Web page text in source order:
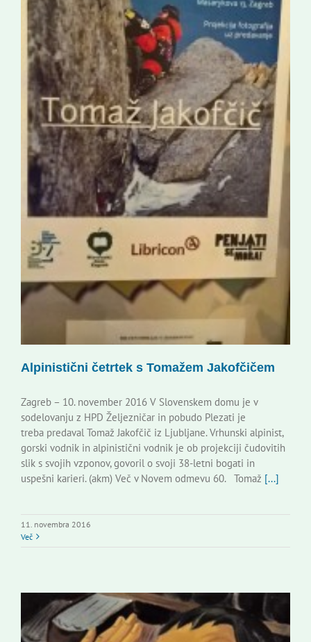
Alpinistični četrtek s Tomažem Jakofčičem
Zagreb – 10. november 2016 V Slovenskem domu je v
sodelovanju z HPD Željezničar in pobudo Plezati je
treba predaval Tomaž Jakofčič iz Ljubljane. Vrhunski alpinist,
gorski vodnik in alpinistični vodnik je ob projekciji čudovitih
slik s svojih vzponov, govoril o svoji 38-letni bogati in
uspešni karieri. (akm) Več v Novem odmevu 60. Tomaž [...]
11. novembra 2016
Več